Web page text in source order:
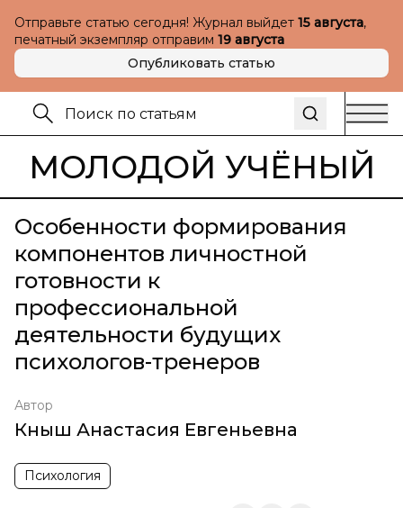
Отправьте статью сегодня! Журнал выйдет 15 августа,
печатный экземпляр отправим 19 августа
Опубликовать статью
МОЛОДОЙ УЧЁНЫЙ
Особенности формирования
компонентов личностной
готовности к
профессиональной
деятельности будущих
психологов-тренеров
Автор
Кныш Анастасия Евгеньевна
Психология